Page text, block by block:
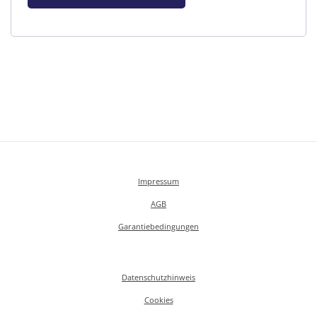
Impressum
AGB
Garantiebedingungen
Datenschutzhinweis
Cookies